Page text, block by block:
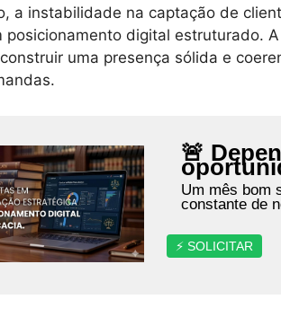
a instabilidade na captação de
posicionamento digital estruturado.
uma presença sólida e
🚨
Um mês bom
constante de
⚡ SOLICITAR